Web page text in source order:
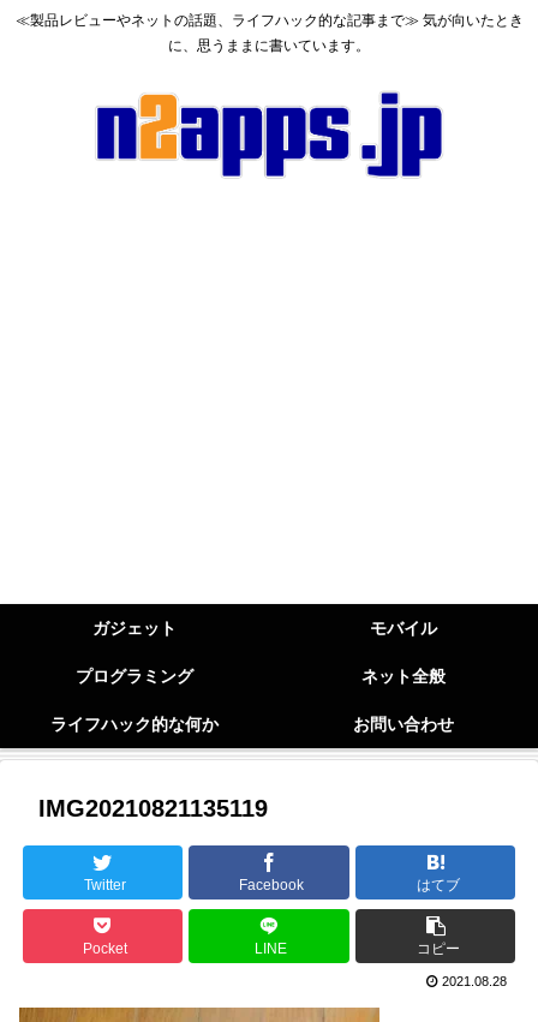
≪製品レビューやネットの話題、ライフハック的な記事まで≫ 気が向いたとき
に、思うままに書いています。
ガジェット モバイル
プログラミング ネット全般
ライフハック的な何か お問い合わせ
IMG20210821135119
Twitter Facebook はてブ
Pocket LINE コピー
2021.08.28